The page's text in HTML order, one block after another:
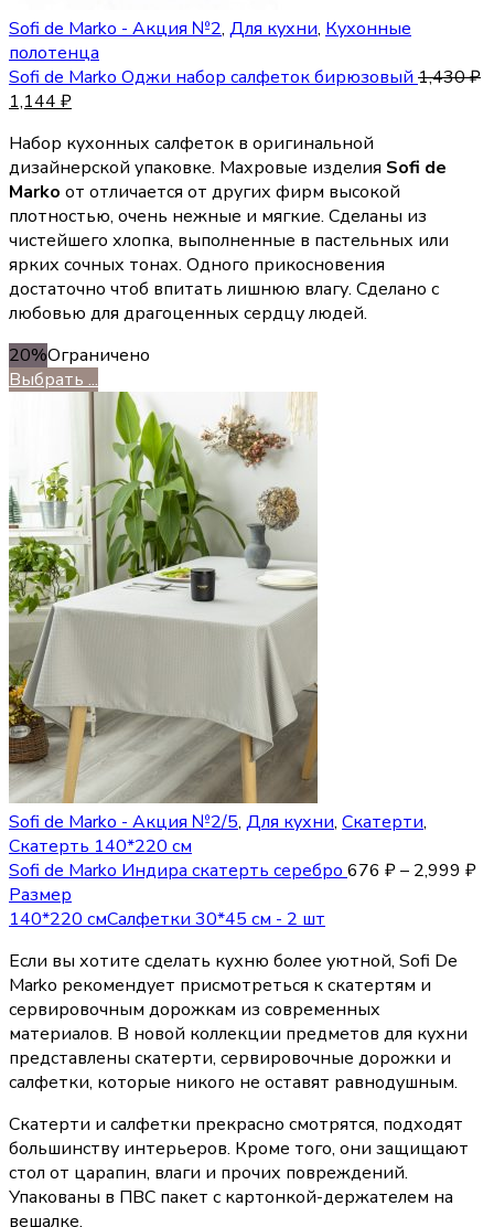
Sofi de Marko - Акция №2, Для кухни, Кухонные
полотенца
Sofi de Marko Оджи набор салфеток бирюзовый 1,430₽
1,144 ₽
Набор кухонных салфеток в оригинальной
дизайнерской упаковке. Махровые изделия Sofi de
Marko от отличается от других фирм высокой
плотностью, очень нежные и мягкие. Сделаны из
чистейшего хлопка, выполненные в пастельных или
ярких сочных тонах. Одного прикосновения
достаточно чтоб впитать лишнюю влагу. Сделано с
любовью для драгоценных сердцу людей.
20%Ограничено
Выбрать ...
Sofi de Marko - Акция №2/5, Для кухни, Скатерти,
Скатерть 140*220 см
Sofi de Marko Индира скатерть серебро 676 ₽– 2,999 ₽
Размер
140*220 смСалфетки 30*45 см - 2 шт
Если вы хотите сделать кухню более уютной, Sofi De
Marko рекомендует присмотреться к скатертям и
сервировочным дорожкам из современных
материалов. В новой коллекции предметов для кухни
представлены скатерти, сервировочные дорожки и
салфетки, которые никого не оставят равнодушным.
Скатерти и салфетки прекрасно смотрятся, подходят
большинству интерьеров. Кроме того, они защищают
стол от царапин, влаги и прочих повреждений.
Упакованы в ПВС пакет с картонкой-держателем на
вешалке.